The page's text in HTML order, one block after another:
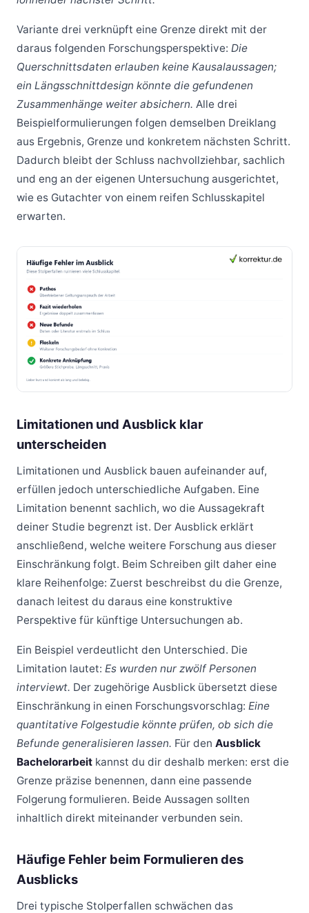
Variante drei verknüpft eine Grenze direkt mit der
daraus folgenden Forschungsperspektive: Die
Querschnittsdaten erlauben keine Kausalaussagen;
ein Längsschnittdesign könnte die gefundenen
Zusammenhänge weiter absichern. Alle drei
Beispielformulierungen folgen demselben Dreiklang
aus Ergebnis, Grenze und konkretem nächsten Schritt.
Dadurch bleibt der Schluss nachvollziehbar, sachlich
und eng an der eigenen Untersuchung ausgerichtet,
wie es Gutachter von einem reifen Schlusskapitel
erwarten.
Limitationen und Ausblick klar
unterscheiden
Limitationen und Ausblick bauen aufeinander auf,
erfüllen jedoch unterschiedliche Aufgaben. Eine
Limitation benennt sachlich, wo die Aussagekraft
deiner Studie begrenzt ist. Der Ausblick erklärt
anschließend, welche weitere Forschung aus dieser
Einschränkung folgt. Beim Schreiben gilt daher eine
klare Reihenfolge: Zuerst beschreibst du die Grenze,
danach leitest du daraus eine konstruktive
Perspektive für künftige Untersuchungen ab.
Ein Beispiel verdeutlicht den Unterschied. Die
Limitation lautet: Es wurden nur zwölf Personen
interviewt. Der zugehörige Ausblick übersetzt diese
Einschränkung in einen Forschungsvorschlag: Eine
quantitative Folgestudie könnte prüfen, ob sich die
Befunde generalisieren lassen. Für den Ausblick
Bachelorarbeit kannst du dir deshalb merken: erst die
Grenze präzise benennen, dann eine passende
Folgerung formulieren. Beide Aussagen sollten
inhaltlich direkt miteinander verbunden sein.
Häufige Fehler beim Formulieren des
Ausblicks
Drei typische Stolperfallen schwächen das